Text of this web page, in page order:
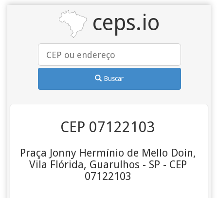
ceps.io
Buscar
CEP 07122103
Praça Jonny Hermínio de Mello Doin,
Vila Flórida, Guarulhos - SP - CEP
07122103